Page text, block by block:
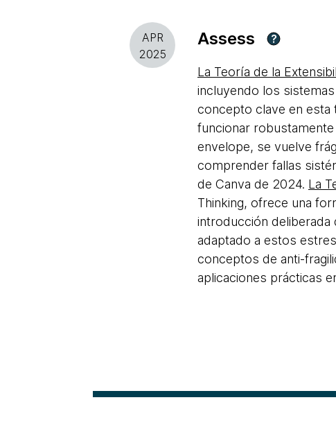
APR
2025
Assess ?
La Teoría de la
incluyendo los
concepto clave en esta
funcionar
envelope, se vuelve
comprender fallas
de Canva de 2024. La
Thinking, ofrece una
introducción
adaptado a estos
conceptos de anti-
aplicaciones prácticas